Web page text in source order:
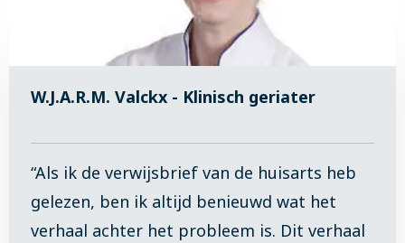
W.J.A.R.M. Valckx - Klinisch geriater
“Als ik de verwijsbrief van de huisarts heb
gelezen, ben ik altijd benieuwd wat het
verhaal achter het probleem is. Dit verhaal